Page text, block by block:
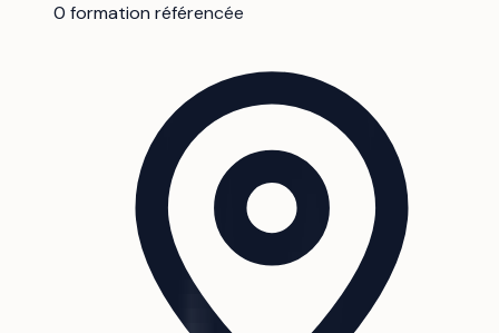
0 formation référencée